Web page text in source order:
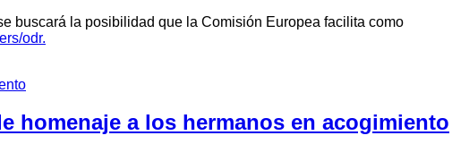
buscará la posibilidad que la Comisión Europea facilita como
odr.
homenaje a los hermanos en acogimiento